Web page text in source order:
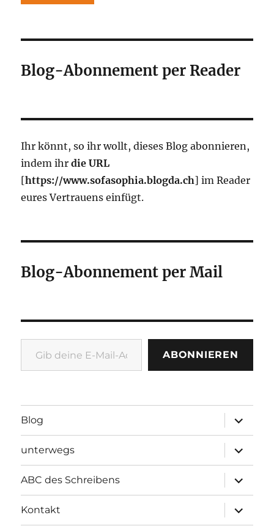
Blog-Abonnement per Reader
Ihr könnt, so ihr wollt, dieses Blog abonnieren,
indem ihrdie URL
[https://www.sofasophia.blogda.ch] im Reader
eures Vertrauens einfügt.
Blog-Abonnement per Mail
Gib deine E-Mail-Adresse ein ...
ABONNIEREN
Blog
öffnen
unterwegs
öffnen
ABC des Schreibens
öffnen
Kontakt
öffnen